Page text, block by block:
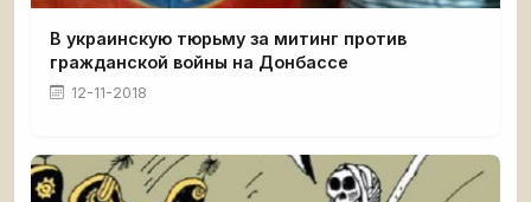
В украинскую тюрьму за митинг против
гражданской войны на Донбассе
12-11-2018